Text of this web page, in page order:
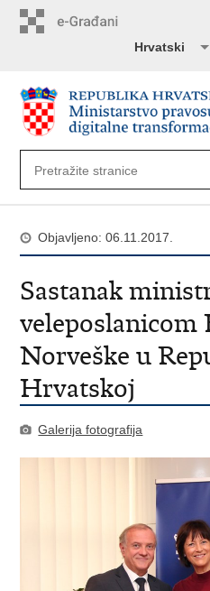
Hrvatski
Objavljeno: 06.11.2017.
Sastanak
veleposlanicom
Norveške u
Hrvatskoj
Galerija fotografija